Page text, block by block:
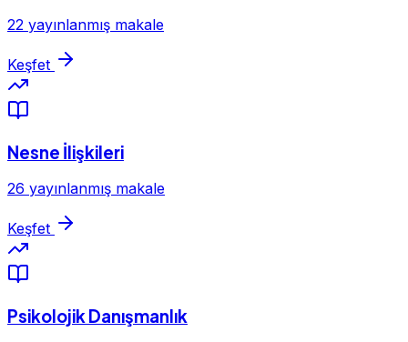
22 yayınlanmış makale
Keşfet
Nesne İlişkileri
26 yayınlanmış makale
Keşfet
Psikolojik Danışmanlık